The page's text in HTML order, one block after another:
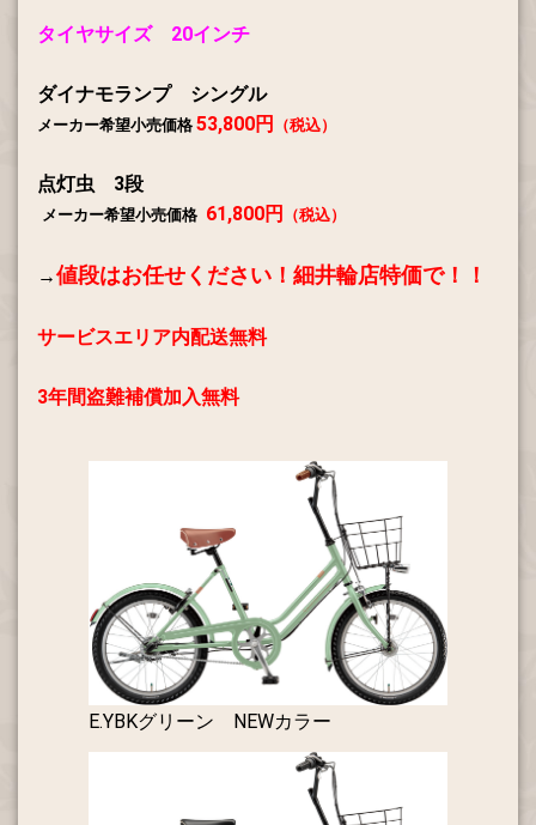
タイヤサイズ 20インチ
ダイナモランプ シングル
メーカー希望小売価格 53,800円 （税込）
点灯虫 3段
メーカー希望小売価格 61,800円 （税込）
→値段はお任せください！ 細井輪店特価で！！
サービスエリア内配送無料
3年間盗難補償加入無料
E.YBKグリーン NEWカラー